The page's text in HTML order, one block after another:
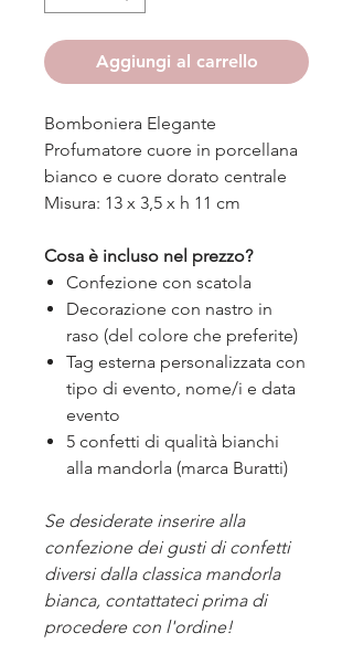
Aggiungi al carrello
Bomboniera Elegante
Profumatore cuore in porcellana
bianco e cuore dorato centrale
Misura: 13 x 3,5 x h 11 cm
Cosa è incluso nel prezzo?
Confezione con scatola
Decorazione con nastro in
raso (del colore che preferite)
Tag esterna personalizzata con
tipo di evento, nome/i e data
evento
5 confetti di qualità bianchi
alla mandorla (marca Buratti)
Se desiderate inserire alla
confezione dei gusti di confetti
diversi dalla classica mandorla
bianca, contattateci prima di
procedere con l'ordine!